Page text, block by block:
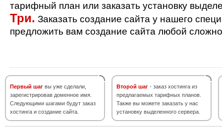
тарифный план или заказать установку
Три. Заказать создание сайта у нашего
предложить вам создание сайта любой
Первый шаг вы уже сделали,
зарегистрировав доменное имя.
Следующими шагами будут заказ
хостинга и создание сайта.
Второй шаг - заказ хостинга из
предлагаемых тарифных планов.
Также вы можете заказать у нас
установку выделенного сервера.